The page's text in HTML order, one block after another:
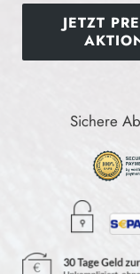
JETZT
Sichere